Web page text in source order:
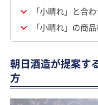
「小晴れ」と合
「小晴れ」の商
朝日酒造が提案す
方